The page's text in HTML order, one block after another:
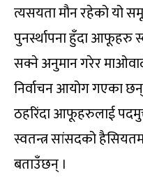
त्यसयता मौन रहेको यो
पुनर्स्थापना हुँदा आफूहरु
सक्ने अनुमान गरेर
निर्वाचन आयोग गएका
ठहरिंदा आफूहरुलाई
स्वतन्त्र सांसदको
बताउँछन् ।